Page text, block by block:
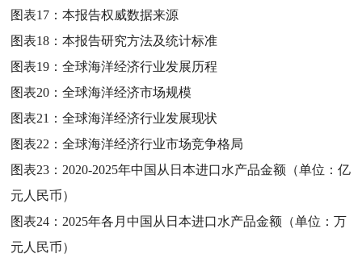
图表17：本报告权威数据来源
图表18：本报告研究方法及统计标准
图表19：全球海洋经济行业发展历程
图表20：全球海洋经济市场规模
图表21：全球海洋经济行业发展现状
图表22：全球海洋经济行业市场竞争格局
图表23： 2020-2025年中国从日本进口水产品金额（单位：亿
元人民币）
图表24： 2025年各月中国从日本进口水产品金额（单位：万
元人民币）